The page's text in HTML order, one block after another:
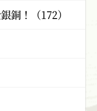
銅！（172）